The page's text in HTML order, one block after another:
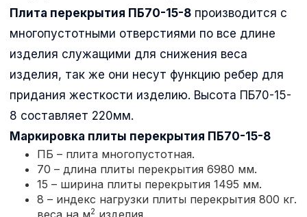
Плита перекрытия ПБ70-15-8 производится с
многопустотными отверстиями по все длине
изделия служащими для снижения веса
изделия, так же они несут функцию ребер для
придания жесткости изделию. Высота ПБ70-15-
8 составляет 220мм.
Маркировка плиты перекрытия ПБ70-15-8
ПБ – плита многопустотная.
70 – длина плиты перекрытия 6980 мм.
15 – ширина плиты перекрытия 1495 мм.
8 – индекс нагрузки плиты перекрытия 800 кг.
веса на м2 изделия.